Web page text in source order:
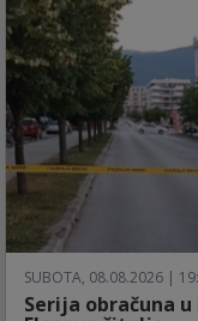
SUBOTA, 08.08.2026 |
Serija obračuna